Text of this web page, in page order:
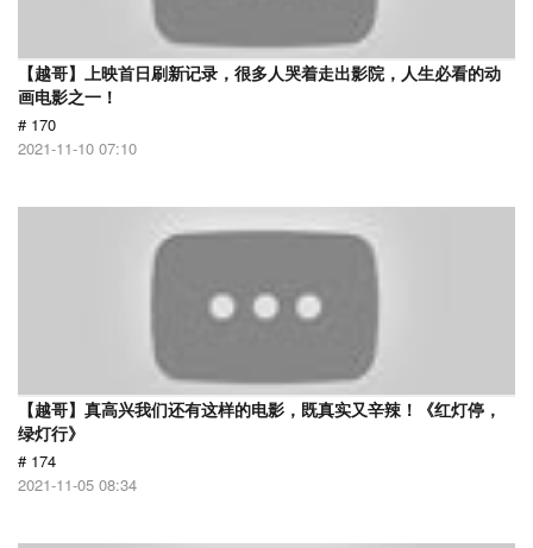
【越哥】上映首日刷新记录，很多人哭着走出影院，人生必看的动
画电影之一！
# 170
2021-11-10 07:10
【越哥】真高兴我们还有这样的电影，既真实又辛辣！《红灯停，
绿灯行》
# 174
2021-11-05 08:34